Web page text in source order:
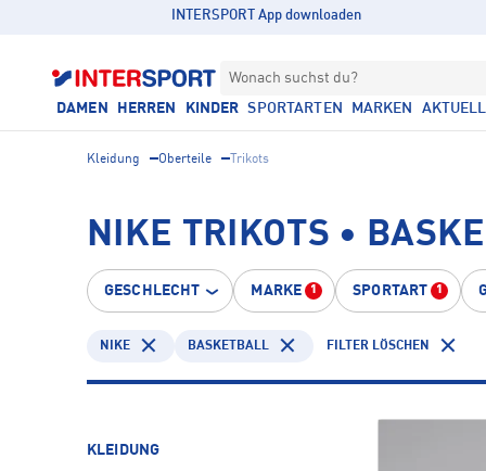
INTERSPORT App downloaden
Wonach suchst du?
DAMEN
HERREN KINDER SPORTARTEN MARKEN
Kleidung Oberteile Trikots
NIKE TRIKOTS •
GESCHLECHT MARKE 1 SPORTART 1
NIKE BASKETBALL FILTER LÖSCHEN
KLEIDUNG